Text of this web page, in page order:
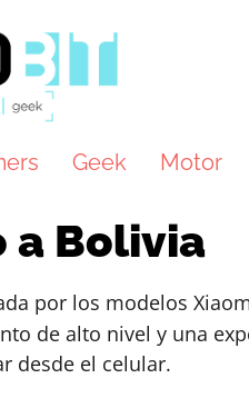
Geek Motor
a Bolivia
por los modelos
de alto nivel y una
desde el celular.